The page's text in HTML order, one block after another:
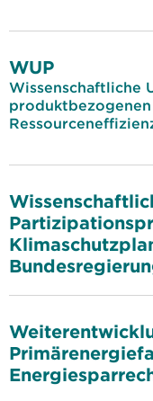
WUP
Wissenschaftliche